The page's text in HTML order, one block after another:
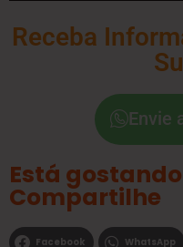
Receba
Envie
Está
Compartilhe
Facebook WhatsApp